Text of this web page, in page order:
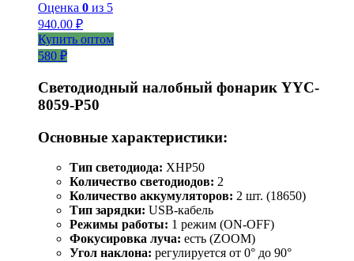
Оценка 0 из 5
940.00 ₽
Купить оптом
580 ₽
Светодиодный налобный фонарик YYC-
8059-P50
Основные характеристики:
Тип светодиода: XHP50
Количество светодиодов: 2
Количество аккумуляторов: 2 шт. (18650)
Тип зарядки: USB-кабель
Режимы работы: 1 режим (ON-OFF)
Фокусировка луча: есть (ZOOM)
Угол наклона: регулируется от 0° до 90°